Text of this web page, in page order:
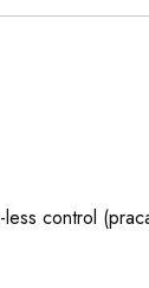
control